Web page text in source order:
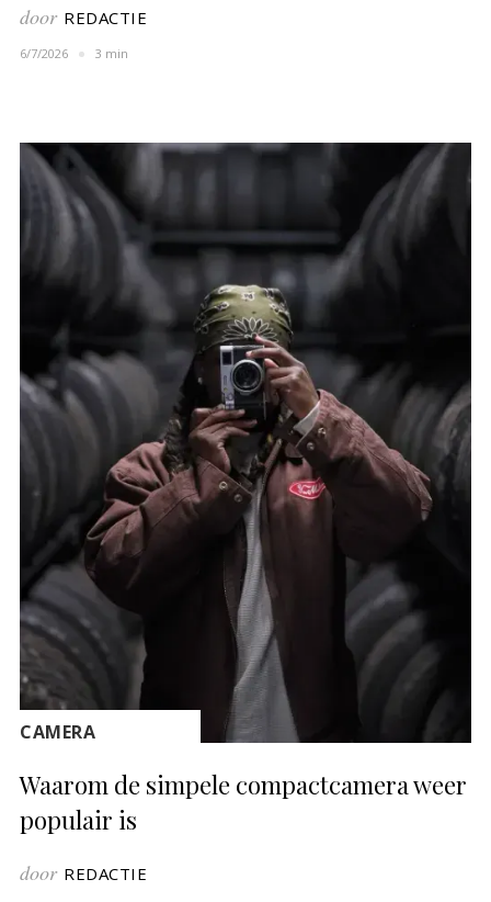
door REDACTIE
6/7/2026 3 min
CAMERA
Waarom de simpele compactcamera weer
populair is
door REDACTIE